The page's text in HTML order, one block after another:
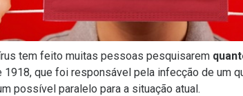
tem feito muitas pessoas pesquisarem
1918, que foi responsável pela infecção de um
possível paralelo para a situação atual.